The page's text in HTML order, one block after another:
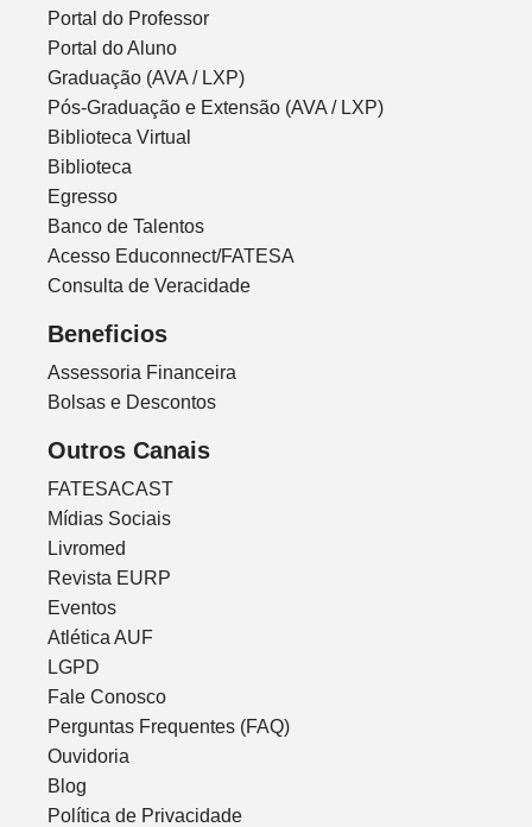
Portal do Professor
Portal do Aluno
Graduação (AVA / LXP)
Pós-Graduação e Extensão (AVA / LXP)
Biblioteca Virtual
Biblioteca
Egresso
Banco de Talentos
Acesso Educonnect/FATESA
Consulta de Veracidade
Beneficios
Assessoria Financeira
Bolsas e Descontos
Outros Canais
FATESACAST
Mídias Sociais
Livromed
Revista EURP
Eventos
Atlética AUF
LGPD
Fale Conosco
Perguntas Frequentes (FAQ)
Ouvidoria
Blog
Política de Privacidade